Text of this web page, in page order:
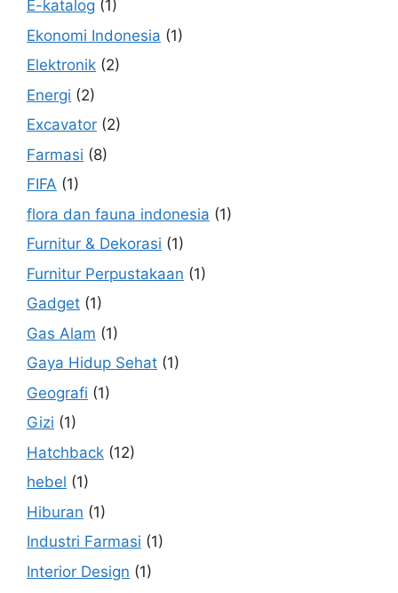
E-katalog (1)
Ekonomi Indonesia (1)
Elektronik (2)
Energi (2)
Excavator (2)
Farmasi (8)
FIFA (1)
flora dan fauna indonesia (1)
Furnitur & Dekorasi (1)
Furnitur Perpustakaan (1)
Gadget (1)
Gas Alam (1)
Gaya Hidup Sehat (1)
Geografi (1)
Gizi (1)
Hatchback (12)
hebel (1)
Hiburan (1)
Industri Farmasi (1)
Interior Design (1)